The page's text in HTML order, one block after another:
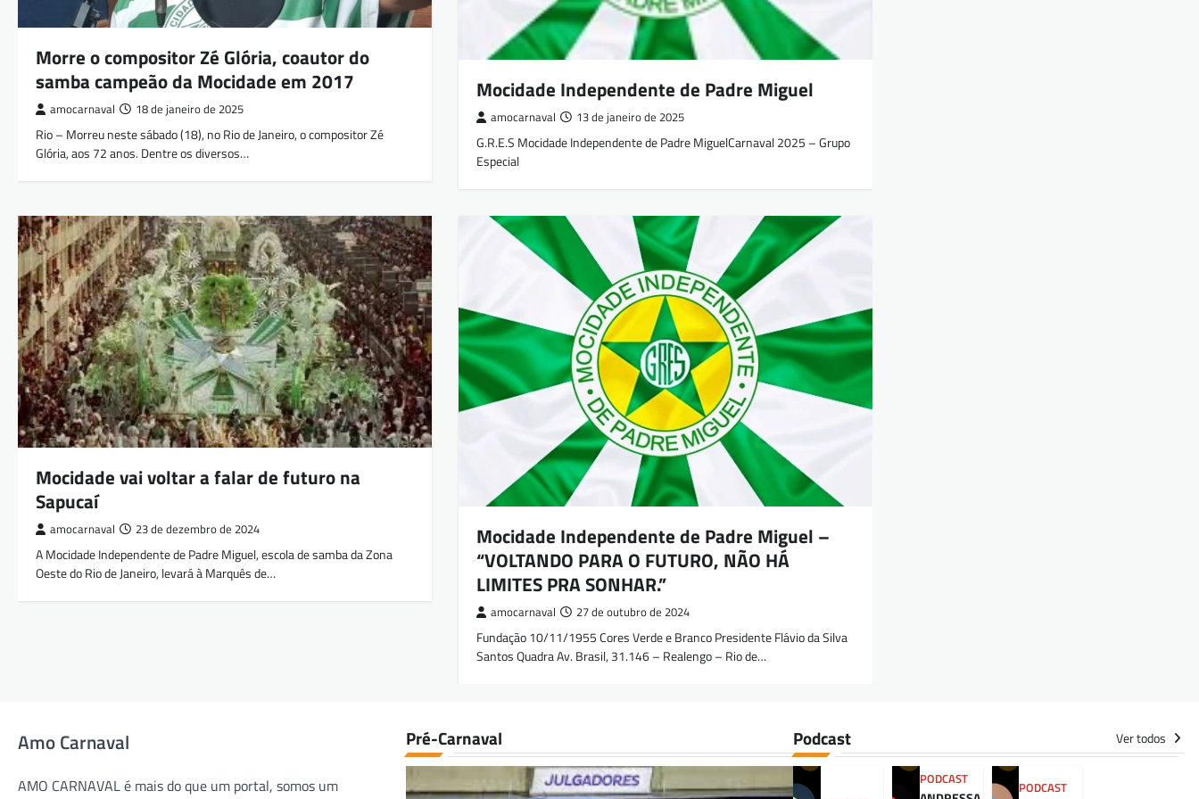
Morre o compositor Zé Glória, coautor do
samba campeão da Mocidade em 2017
amocarnaval 18 de janeiro de 2025
Rio – Morreu neste sábado (18), no Rio de Janeiro, o compositor Zé
Glória, aos 72 anos. Dentre os diversos…
Mocidade Independente de Padre Miguel
amocarnaval 13 de janeiro de 2025
G.R.E.S Mocidade Independente de Padre MiguelCarnaval 2025 – Grupo
Especial
Mocidade vai voltar a falar de futuro na
Sapucaí
amocarnaval 23 de dezembro de 2024
A Mocidade Independente de Padre Miguel, escola de samba da Zona
Oeste do Rio de Janeiro, levará à Marquês de…
Mocidade Independente de Padre Miguel –
“VOLTANDO PARA O FUTURO, NÃO HÁ
LIMITES PRA SONHAR.”
amocarnaval 27 de outubro de 2024
Fundação 10/11/1955 Cores Verde e Branco Presidente Flávio da Silva
Santos Quadra Av. Brasil, 31.146 – Realengo – Rio de…
Amo Carnaval
AMO CARNAVAL é mais do que um portal, somos um
Pré-Carnaval Podcast Ver todos
PODCAST
PODCAST